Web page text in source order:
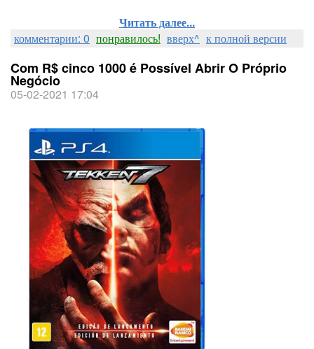
Читать далее...
комментарии: 0 понравилось! вверх^ к полной версии
Com R$ cinco 1000 é Possível Abrir O Próprio
Negócio
05-02-2021 17:04